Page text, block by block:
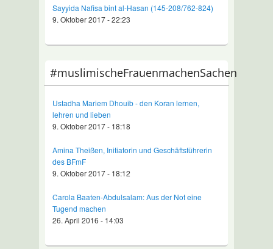
Sayyida Nafisa bint al-Hasan (145-208/762-824)
9. Oktober 2017 - 22:23
#muslimischeFrauenmachenSachen
Ustadha Mariem Dhouib - den Koran lernen,
lehren und lieben
9. Oktober 2017 - 18:18
Amina Theißen, Initiatorin und Geschäftsführerin
des BFmF
9. Oktober 2017 - 18:12
Carola Baaten-Abdulsalam: Aus der Not eine
Tugend machen
26. April 2016 - 14:03